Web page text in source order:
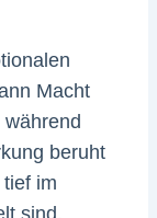
Macht
beruht
im